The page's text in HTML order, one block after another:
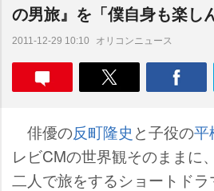
の男旅』を「僕自身も楽し
2011-12-29 10:10 オリコンニュース
俳優の反町隆史 と子役の平
レビCMの世界観そのままに
二人で旅をするショートド